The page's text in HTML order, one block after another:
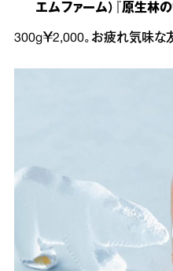
エムファーム）『原生林の
300g￥2,000。お疲れ気味な